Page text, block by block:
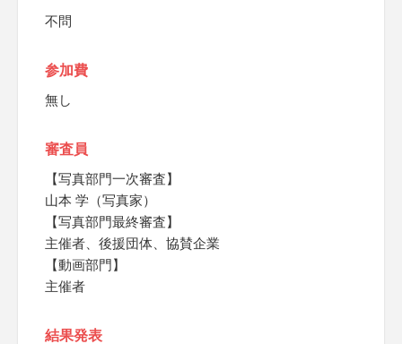
不問
参加費
無し
審査員
【写真部門一次審査】
山本 学（写真家）
【写真部門最終審査】
主催者、後援団体、協賛企業
【動画部門】
主催者
結果発表